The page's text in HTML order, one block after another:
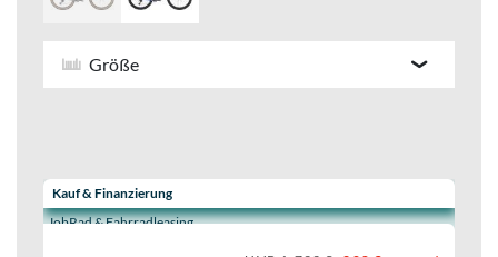
Größe
Wähle eine Preisoption:
Kauf & Finanzierung
JobRad & Fahrradleasing